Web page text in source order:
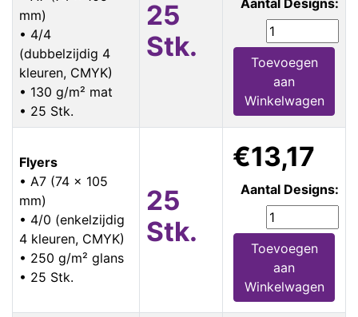
mm)
• 4/4
(dubbelzijdig 4
kleuren, CMYK)
• 130 g/m² mat
• 25 Stk.
25
Stk.
Toevoegen
aan
Winkelwagen
Flyers
• A7 (74 x 105
mm)
• 4/0 (enkelzijdig
4 kleuren, CMYK)
• 250 g/m² glans
• 25 Stk.
25
Stk.
€13,17
Aantal Designs:
Toevoegen
aan
Winkelwagen